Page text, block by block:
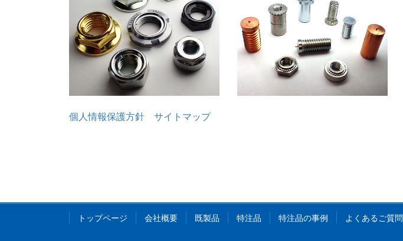
個人情報保護方針 サイトマップ
トップページ 会社概要 既製品 特注品 特注品の事例 よくあるご質問